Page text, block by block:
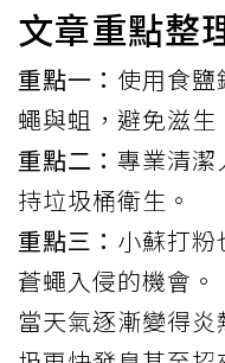
文章重點整
重點一： 使用食
蠅與蛆，避免滋生
重點二： 專業清
持垃圾桶衛生。
重點三： 小蘇打
蒼蠅入侵的機會。
當天氣逐漸變得